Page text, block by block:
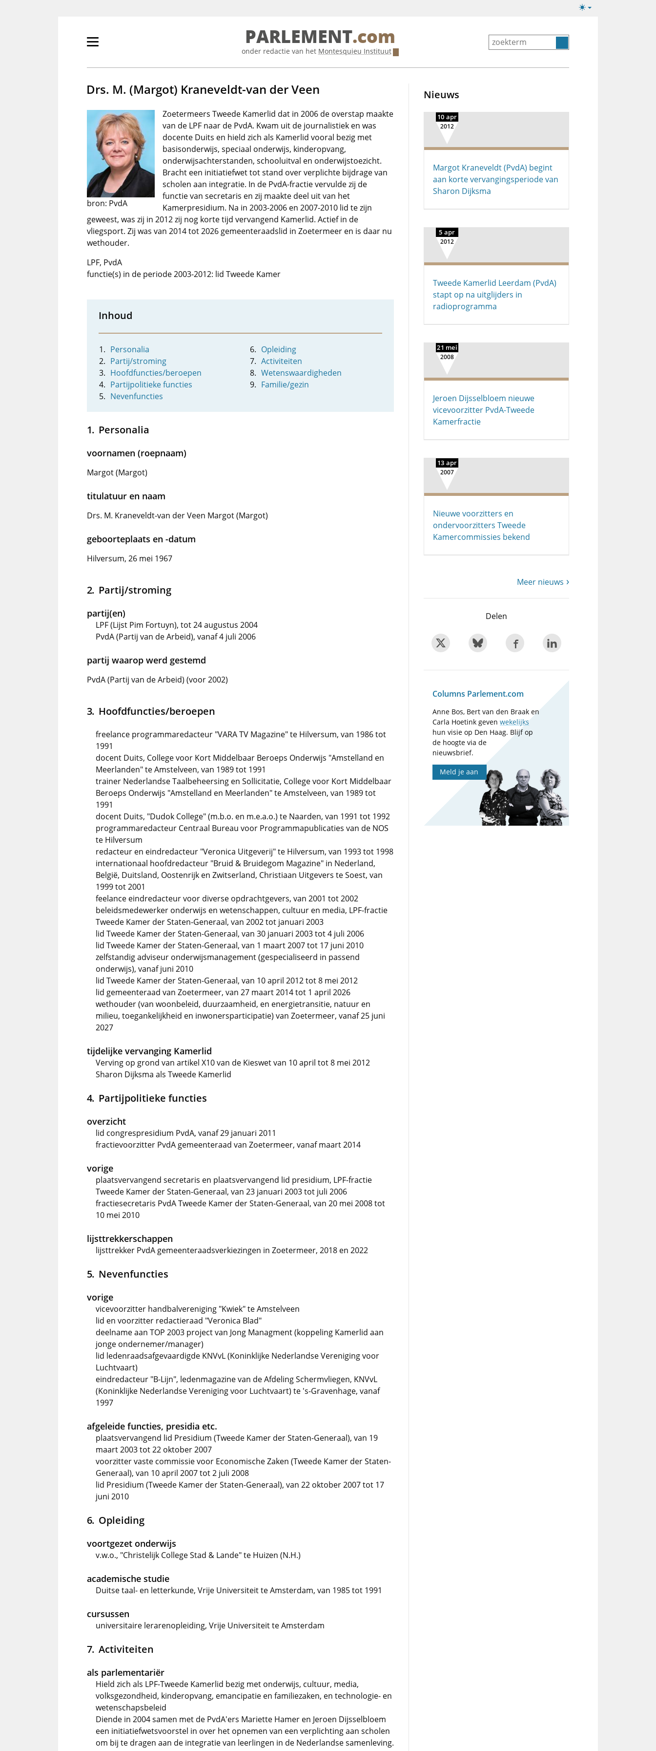
Lichte/donkere
Primair
tonen/verbergen
PARLEMENT.com
onder redactie van het Montesquieu Instituut
Drs. M. (Margot) Kraneveldt-van der Veen
bron: PvdA
Zoetermeers Tweede Kamerlid dat in 2006 de overstap maakte
van de LPF naar de PvdA. Kwam uit de journalistiek en was
docente Duits en hield zich als Kamerlid vooral bezig met
basisonderwijs, speciaal onderwijs, kinderopvang,
onderwijsachterstanden, schooluitval en onderwijstoezicht.
Bracht een initiatiefwet tot stand over verplichte bijdrage van
scholen aan integratie. In de PvdA-fractie vervulde zij de
functie van secretaris en zij maakte deel uit van het
Kamerpresidium. Na in 2003-2006 en 2007-2010 lid te zijn
geweest, was zij in 2012 zij nog korte tijd vervangend Kamerlid. Actief in de
vliegsport. Zij was van 2014 tot 2026 gemeenteraadslid in Zoetermeer en is daar nu
wethouder.
LPF, PvdA
functie(s) in de periode 2003-2012: lid Tweede Kamer
Inhoud
Personalia
Partij/stroming
Hoofdfuncties/beroepen
Partijpolitieke functies
Nevenfuncties
Opleiding
Activiteiten
Wetenswaardigheden
Familie/gezin
Personalia
voornamen (roepnaam)
Margot (Margot)
titulatuur en naam
Drs. M. Kraneveldt-van der Veen Margot (Margot)
geboorteplaats en -datum
Hilversum, 26 mei 1967
Partij/stroming
partij(en)
LPF (Lijst Pim Fortuyn), tot 24 augustus 2004
PvdA (Partij van de Arbeid), vanaf 4 juli 2006
partij waarop werd gestemd
PvdA (Partij van de Arbeid) (voor 2002)
Hoofdfuncties/beroepen
freelance programmaredacteur "VARA TV Magazine" te Hilversum, van 1986 tot
1991
docent Duits, College voor Kort Middelbaar Beroeps Onderwijs "Amstelland en
Meerlanden" te Amstelveen, van 1989 tot 1991
trainer Nederlandse Taalbeheersing en Sollicitatie, College voor Kort Middelbaar
Beroeps Onderwijs "Amstelland en Meerlanden" te Amstelveen, van 1989 tot
1991
docent Duits, "Dudok College" (m.b.o. en m.e.a.o.) te Naarden, van 1991 tot 1992
programmaredacteur Centraal Bureau voor Programmapublicaties van de NOS
te Hilversum
redacteur en eindredacteur "Veronica Uitgeverij" te Hilversum, van 1993 tot 1998
internationaal hoofdredacteur "Bruid & Bruidegom Magazine" in Nederland,
België, Duitsland, Oostenrijk en Zwitserland, Christiaan Uitgevers te Soest, van
1999 tot 2001
feelance eindredacteur voor diverse opdrachtgevers, van 2001 tot 2002
beleidsmedewerker onderwijs en wetenschappen, cultuur en media, LPF-fractie
Tweede Kamer der Staten-Generaal, van 2002 tot januari 2003
lid Tweede Kamer der Staten-Generaal, van 30 januari 2003 tot 4 juli 2006
lid Tweede Kamer der Staten-Generaal, van 1 maart 2007 tot 17 juni 2010
zelfstandig adviseur onderwijsmanagement (gespecialiseerd in passend
onderwijs), vanaf juni 2010
lid Tweede Kamer der Staten-Generaal, van 10 april 2012 tot 8 mei 2012
lid gemeenteraad van Zoetermeer, van 27 maart 2014 tot 1 april 2026
wethouder (van woonbeleid, duurzaamheid, en energietransitie, natuur en
milieu, toegankelijkheid en inwonersparticipatie) van Zoetermeer, vanaf 25 juni
2027
tijdelijke vervanging Kamerlid
Verving op grond van artikel X10 van de Kieswet van 10 april tot 8 mei 2012
Sharon Dijksma als Tweede Kamerlid
Partijpolitieke functies
overzicht
lid congrespresidium PvdA, vanaf 29 januari 2011
fractievoorzitter PvdA gemeenteraad van Zoetermeer, vanaf maart 2014
vorige
plaatsvervangend secretaris en plaatsvervangend lid presidium, LPF-fractie
Tweede Kamer der Staten-Generaal, van 23 januari 2003 tot juli 2006
fractiesecretaris PvdA Tweede Kamer der Staten-Generaal, van 20 mei 2008 tot
10 mei 2010
lijsttrekkerschappen
lijsttrekker PvdA gemeenteraadsverkiezingen in Zoetermeer, 2018 en 2022
Nevenfuncties
vorige
vicevoorzitter handbalvereniging "Kwiek" te Amstelveen
lid en voorzitter redactieraad "Veronica Blad"
deelname aan TOP 2003 project van Jong Managment (koppeling Kamerlid aan
jonge ondernemer/manager)
lid ledenraadsafgevaardigde KNVvL (Koninklijke Nederlandse Vereniging voor
Luchtvaart)
eindredacteur "B-Lijn", ledenmagazine van de Afdeling Schermvliegen, KNVvL
(Koninklijke Nederlandse Vereniging voor Luchtvaart) te 's-Gravenhage, vanaf
1997
afgeleide functies, presidia etc.
plaatsvervangend lid Presidium (Tweede Kamer der Staten-Generaal), van 19
maart 2003 tot 22 oktober 2007
voorzitter vaste commissie voor Economische Zaken (Tweede Kamer der Staten-
Generaal), van 10 april 2007 tot 2 juli 2008
lid Presidium (Tweede Kamer der Staten-Generaal), van 22 oktober 2007 tot 17
juni 2010
Opleiding
voortgezet onderwijs
v.w.o., "Christelijk College Stad & Lande" te Huizen (N.H.)
academische studie
Duitse taal- en letterkunde, Vrije Universiteit te Amsterdam, van 1985 tot 1991
cursussen
universitaire lerarenopleiding, Vrije Universiteit te Amsterdam
Activiteiten
als parlementariër
Hield zich als LPF-Tweede Kamerlid bezig met onderwijs, cultuur, media,
volksgezondheid, kinderopvang, emancipatie en familiezaken, en technologie- en
wetenschapsbeleid
Diende in 2004 samen met de PvdA'ers Mariette Hamer en Jeroen Dijsselbloem
een initiatiefwetsvoorstel in over het opnemen van een verplichting aan scholen
om bij te dragen aan de integratie van leerlingen in de Nederlandse samenleving.
Nieuws
10 apr
2012
Margot Kraneveldt (PvdA) begint
aan korte vervangingsperiode van
Sharon Dijksma
5 apr
2012
Tweede Kamerlid Leerdam (PvdA)
stapt op na uitglijders in
radioprogramma
21 mei
2008
Jeroen Dijsselbloem nieuwe
vicevoorzitter PvdA-Tweede
Kamerfractie
13 apr
2007
Nieuwe voorzitters en
ondervoorzitters Tweede
Kamercommissies bekend
Meer nieuws
Delen
Columns Parlement.com
Anne Bos, Bert van den Braak en
Carla Hoetink gevenwekelijks
hun visie op Den Haag. Blijf op
de hoogte via de
nieuwsbrief.
Meld je aan